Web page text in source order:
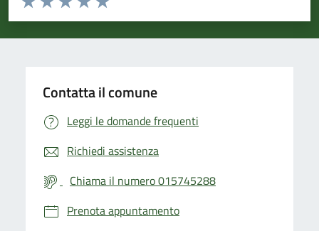
Valuta 5 stelle su 5
Valuta 4 stelle su 5
Valuta 3 stelle su 5
Valuta 2 stelle su 5
Valuta 1 stelle su 5
Contatta il comune
Leggi le domande frequenti
Richiedi assistenza
Chiama il numero 015745288
Prenota appuntamento